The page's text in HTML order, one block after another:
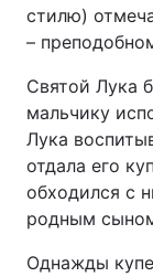
Київ
Дніпро
Одеса
Спорт
стилю)
–
Святой Лука
мальчику
Лука
отдала его
обходился с
родным
Однажды